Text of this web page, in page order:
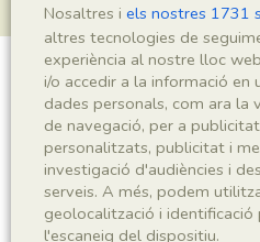
Ranunculus
Sigla
MNHN 17209
Nosaltres i els nostres 1731
altres tecnologies de
experiència al nostre lloc
i/o accedir a la informació en
dades personals, com ara la
de navegació, per a
personalitzats, publicitat i
investigació d'audiències i
serveis. A més, podem
geolocalització i identificació
l'escaneig del dispositiu.